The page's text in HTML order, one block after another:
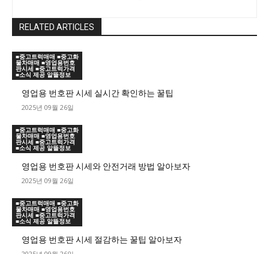
RELATED ARTICLES
■중고트럭매매 ■중고화
물차매매 ■영업용번호
판시세 ■중고트럭가격
■소식 제공 알뜰정보
영업용 번호판 시세 실시간 확인하는 꿀팁
2025년 09월 26일
■중고트럭매매 ■중고화
물차매매 ■영업용번호
판시세 ■중고트럭가격
■소식 제공 알뜰정보
영업용 번호판 시세와 안전거래 방법 알아보자
2025년 09월 26일
■중고트럭매매 ■중고화
물차매매 ■영업용번호
판시세 ■중고트럭가격
■소식 제공 알뜰정보
영업용 번호판 시세 절감하는 꿀팁 알아보자